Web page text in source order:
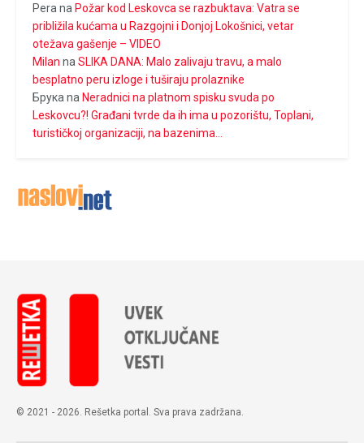
Pera na Požar kod Leskovca se razbuktava: Vatra se
približila kućama u Razgojni i Donjoj Lokošnici, vetar
otežava gašenje – VIDEO
Milan na SLIKA DANA: Malo zalivaju travu, a malo
besplatno peru izloge i tuširaju prolaznike
Брука na Neradnici na platnom spisku svuda po
Leskovcu?! Građani tvrde da ih ima u pozorištu, Toplani,
turističkoj organizaciji, na bazenima…
© 2021 - 2026. Rešetka portal. Sva prava zadržana.